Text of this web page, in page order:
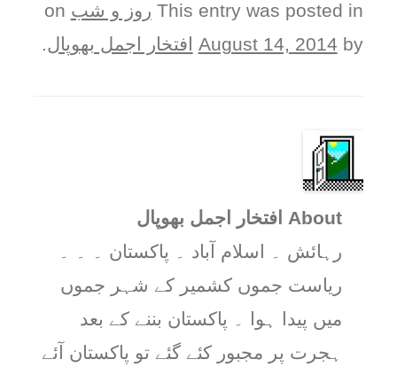
This entry was posted in روز و شب
August 14, 2014 by افتخار اجمل بھوپال.
About افتخار اجمل بھوپال
رہائش ۔ اسلام آباد ۔ پاکستان ۔ ۔ ۔
ریاست جموں کشمیر کے شہر جموں
میں پیدا ہوا ۔ پاکستان بننے کے بعد
ہجرت پر مجبور کئے گئے تو پاکستان آئے